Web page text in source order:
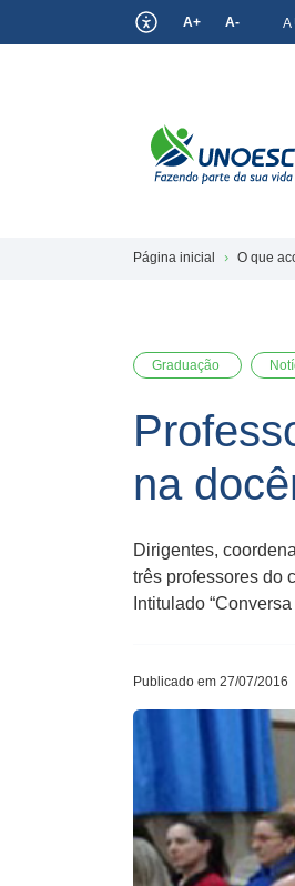
A+ A- A
Página inicial O que
Graduação
na
Dirigentes,
três professores do
Intitulado
Publicado em 27/07/2016